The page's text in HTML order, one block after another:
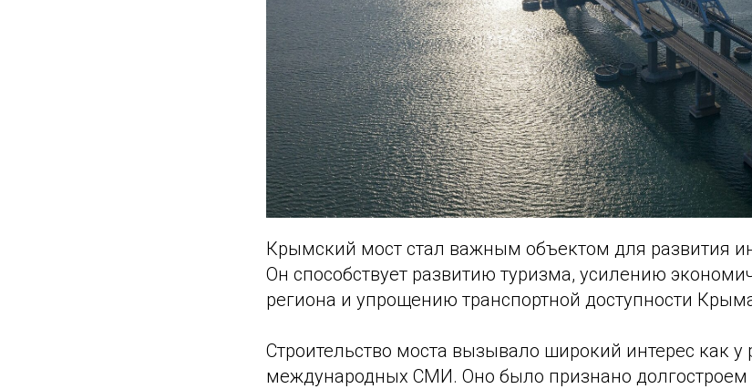
Крымский мост стал важным объектом для развития
Он способствует развитию туризма, усилению
региона и упрощению транспортной доступности
Строительство моста вызывало широкий интерес как у
международных СМИ. Оно было признано